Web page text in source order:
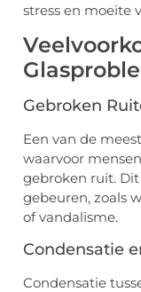
stress en moeite
Gebroken
Een van de
waarvoor
gebroken ruit.
gebeuren, zoals
of vandalisme.
Condensatie
Condensatie